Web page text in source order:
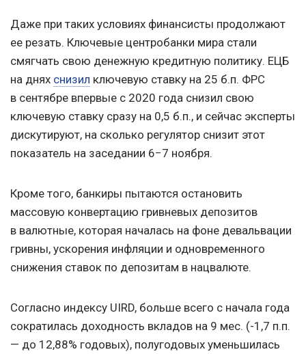
Даже при таких условиях финансисты продолжают
ее резать. Ключевые центробанки мира стали
смягчать свою денежную кредитную политику. ЕЦБ
на днях снизил ключевую ставку на 25 б.п. ФРС
в сентябре впервые с 2020 года снизил свою
ключевую ставку сразу на 0,5 б.п., и сейчас эксперты
дискутируют, на сколько регулятор снизит этот
показатель на заседании 6−7 ноября.
Кроме того, банкиры пытаются остановить
массовую конвертацию гривневых депозитов
в валютные, которая началась на фоне девальвации
гривны, ускорения инфляции и одновременного
снижения ставок по депозитам в нацвалюте.
Согласно индексу UIRD, больше всего с начала года
сократилась доходность вкладов на 9 мес. (-1,7 п.п.
— до 12,88% годовых), полугодовых уменьшилась